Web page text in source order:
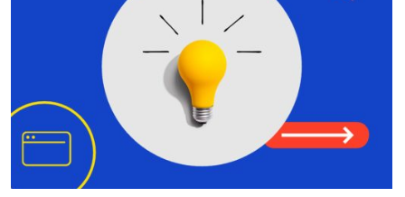
심상준 부동산
425-772-1876